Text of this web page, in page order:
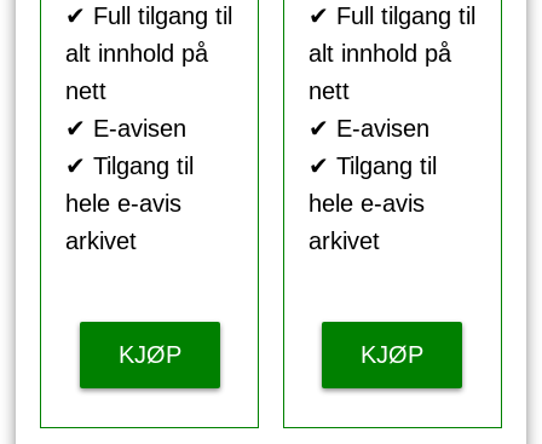
✔ Full tilgang til
alt innhold på
nett
✔ E-avisen
✔ Tilgang til
hele e-avis
arkivet
KJØP
✔ Full tilgang til
alt innhold på
nett
✔ E-avisen
✔ Tilgang til
hele e-avis
arkivet
KJØP